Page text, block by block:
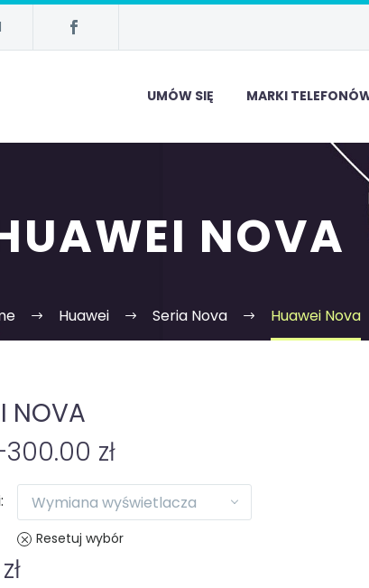
UMÓW SIĘ MARKI
NOVA
Huawei Seria Nova Huawei Nova
NOVA
300.00 zł
Wymiana wyświetlacza
Resetuj wybór
zł